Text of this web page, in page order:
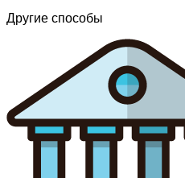
Другие способы